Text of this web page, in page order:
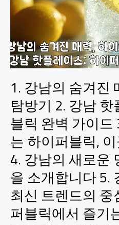
1. 강남의 숨겨진
탐방기 2. 강남
블릭 완벽 가이
는 하이퍼블릭,
4. 강남의 새로운
을 소개합니다 5.
최신 트렌드의
퍼블릭에서 즐기